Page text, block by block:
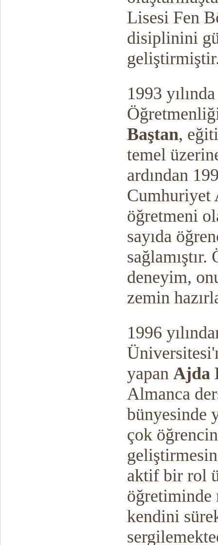
Lisesi Fen
disiplinini
1993
Baştan,
temel
ardından
Cumhuriyet
öğretmeni
sayıda
deneyim,
zemin
1996
yapan Ajda
Almanca
bünyesinde
çok
aktif bir rol
öğretiminde
kendini